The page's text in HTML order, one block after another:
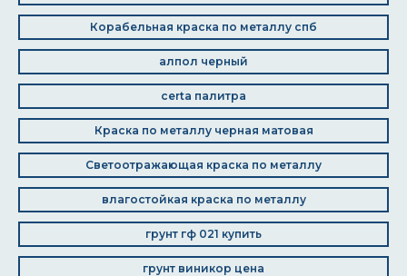
Корабельная краска по металлу спб
алпол черный
certa палитра
Краска по металлу черная матовая
Светоотражающая краска по металлу
влагостойкая краска по металлу
грунт гф 021 купить
грунт виникор цена